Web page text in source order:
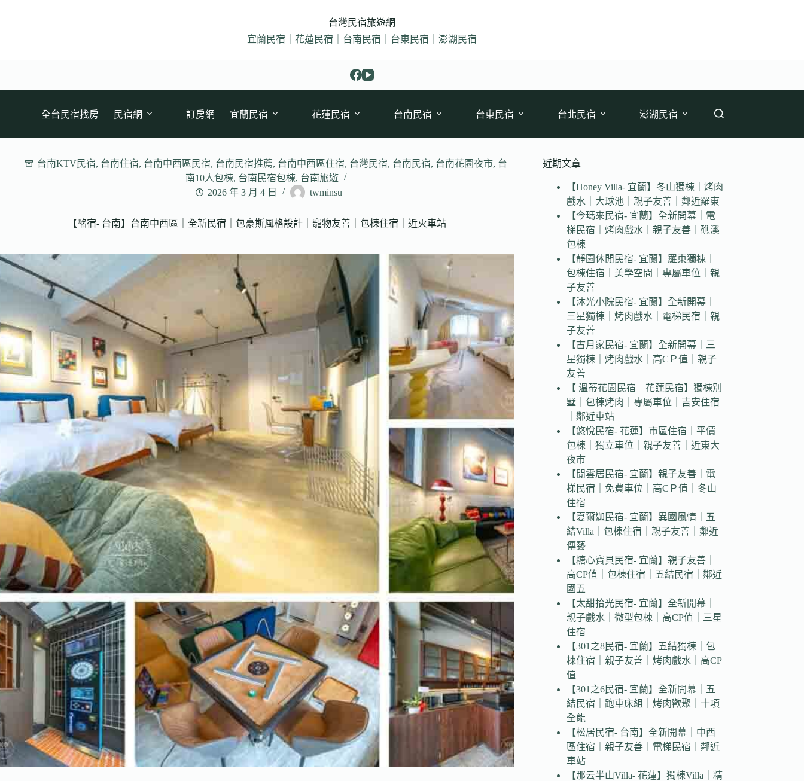
台灣民宿旅遊網
宜蘭民宿｜花蓮民宿｜台南民宿｜台東民宿｜澎湖民宿
全台民宿找房 民宿網 訂房網 宜蘭民宿 花蓮民宿 台南民宿 台東民宿 台北民宿 澎湖民宿
台南KTV民宿, 台南住宿, 台南中西區民宿, 台南民宿推薦, 台南中西區住宿, 台灣民宿, 台南民宿, 台南花園夜市, 台
南10人包棟, 台南民宿包棟, 台南旅遊
2026 年 3 月 4 日
twminsu
【酩宿- 台南】台南中西區｜全新民宿｜包豪斯風格設計｜寵物友善｜包棟住宿｜近火車站
近期文章
【Honey Villa- 宜蘭】冬山獨棟｜烤肉
戲水｜大球池｜親子友善｜鄰近羅東
【今瑪來民宿- 宜蘭】全新開幕｜電
梯民宿｜烤肉戲水｜親子友善｜礁溪
包棟
【靜園休閒民宿- 宜蘭】羅東獨棟｜
包棟住宿｜美學空間｜專屬車位｜親
子友善
【沐光小院民宿- 宜蘭】全新開幕｜
三星獨棟｜烤肉戲水｜電梯民宿｜親
子友善
【古月家民宿- 宜蘭】全新開幕｜三
星獨棟｜烤肉戲水｜高CＰ值｜親子
友善
【 溫蒂花園民宿 – 花蓮民宿】獨棟別
墅｜包棟烤肉｜專屬車位｜吉安住宿
｜鄰近車站
【悠悅民宿- 花蓮】市區住宿｜平價
包棟｜獨立車位｜親子友善｜近東大
夜市
【閒雲居民宿- 宜蘭】親子友善｜電
梯民宿｜免費車位｜高CＰ值｜冬山
住宿
【夏爾迦民宿- 宜蘭】異國風情｜五
結Villa｜包棟住宿｜親子友善｜鄰近
傳藝
【糖心寶貝民宿- 宜蘭】親子友善｜
高CP值｜包棟住宿｜五結民宿｜鄰近
國五
【太甜拾光民宿- 宜蘭】全新開幕｜
親子戲水｜微型包棟｜高CP值｜三星
住宿
【301之8民宿- 宜蘭】五結獨棟｜包
棟住宿｜親子友善｜烤肉戲水｜高CP
值
【301之6民宿- 宜蘭】全新開幕｜五
結民宿｜跑車床組｜烤肉歡聚｜十項
全能
【松居民宿- 台南】全新開幕｜中西
區住宿｜親子友善｜電梯民宿｜鄰近
車站
【那云半山Villa- 花蓮】獨棟Villa｜精